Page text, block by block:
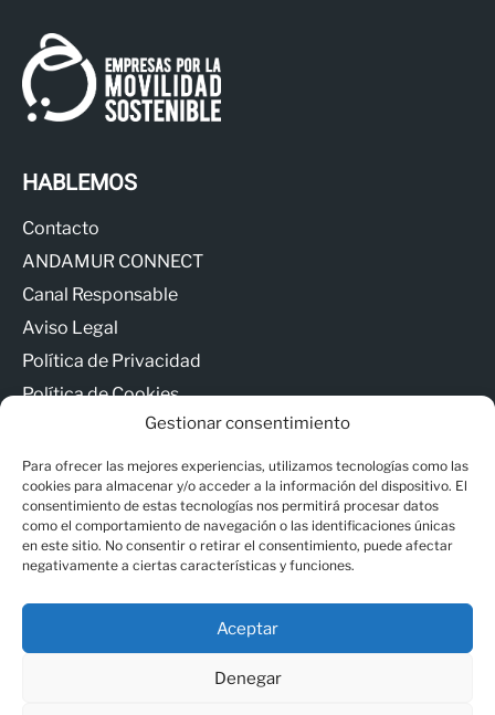
Gestionar consentimiento
Para ofrecer las mejores experiencias, utilizamos tecnologías como las
cookies para almacenar y/o acceder a la información del dispositivo. El
consentimiento de estas tecnologías nos permitirá procesar datos
como el comportamiento de navegación o las identificaciones únicas
en este sitio. No consentir o retirar el consentimiento, puede afectar
negativamente a ciertas características y funciones.
Aceptar
Denegar
HABLEMOS
Contacto
ANDAMUR CONNECT
Canal Responsable
Aviso Legal
Política de Privacidad
Política de Cookies
© Copyright - Andamur
Contacto
ANDAMUR CONNECT
Canal Responsable